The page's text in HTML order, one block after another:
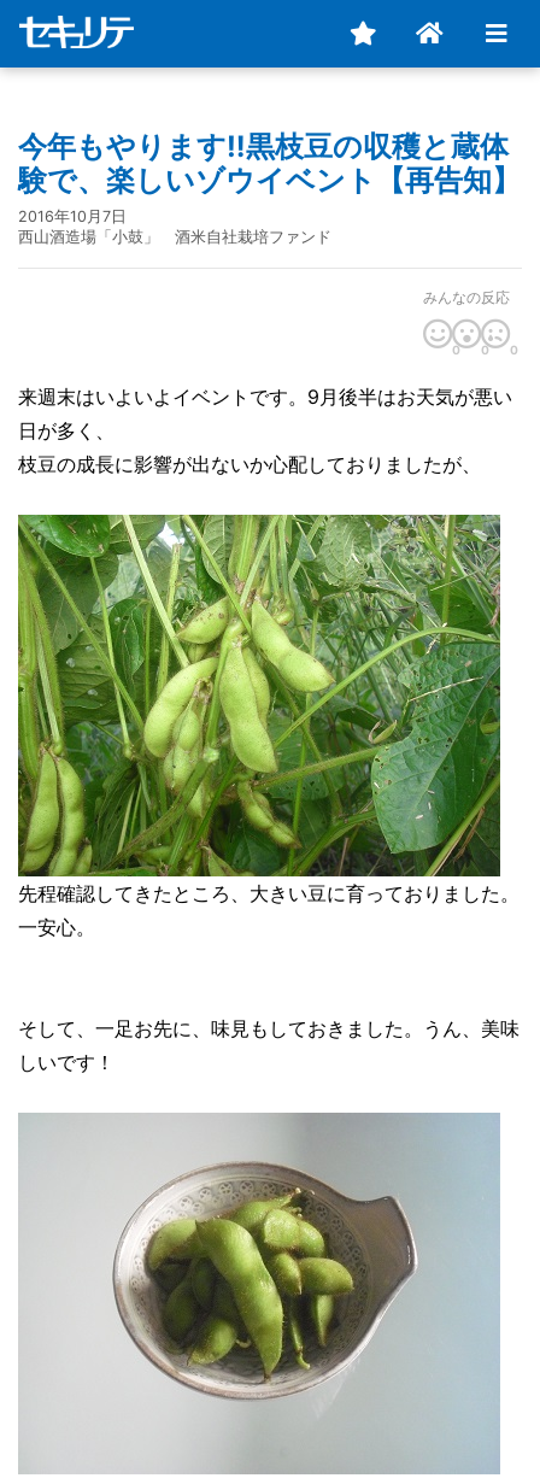
今年もやります‼黒枝豆の収穫と蔵体
験で、楽しいゾウイベント【再告知】
2016年10月7日
西山酒造場「小鼓」 酒米自社栽培ファンド
みんなの反応
0 0 0
来週末はいよいよイベントです。9月後半はお天気が悪い
日が多く、
枝豆の成長に影響が出ないか心配しておりましたが、
先程確認してきたところ、大きい豆に育っておりました。
一安心。
そして、一足お先に、味見もしておきました。うん、美味
しいです！